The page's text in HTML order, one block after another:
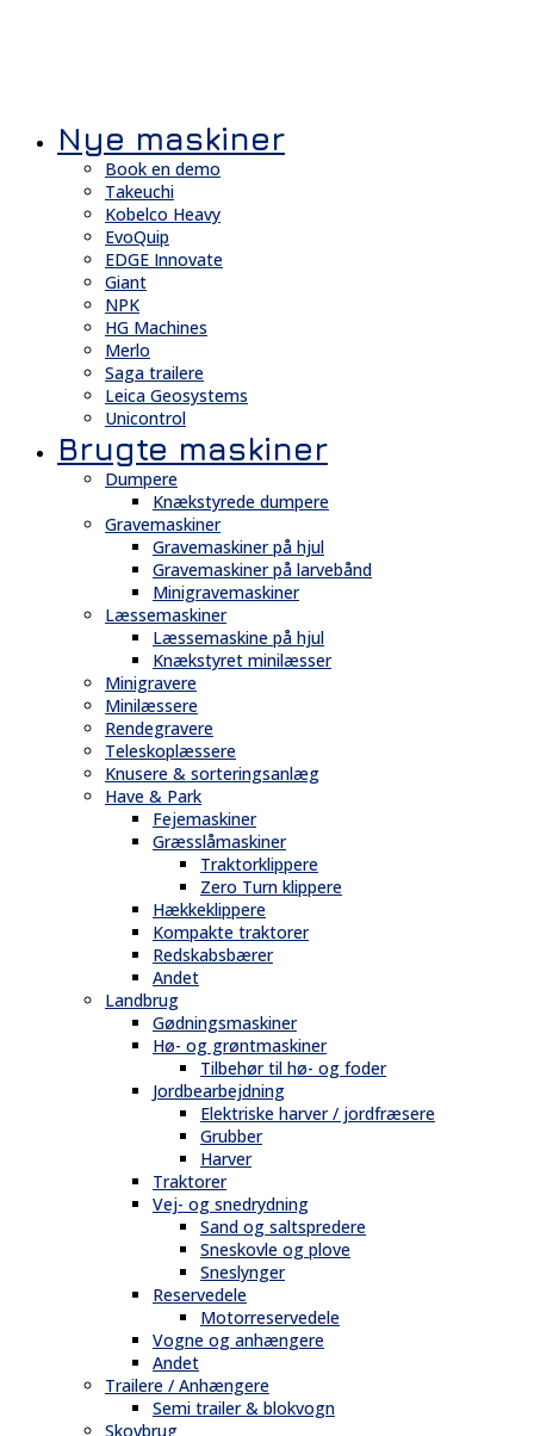
Nye maskiner
Book en demo
Takeuchi
Kobelco Heavy
EvoQuip
EDGE Innovate
Giant
NPK
HG Machines
Merlo
Saga trailere
Leica Geosystems
Unicontrol
Brugte maskiner
Dumpere
Knækstyrede dumpere
Gravemaskiner
Gravemaskiner på hjul
Gravemaskiner på larvebånd
Minigravemaskiner
Læssemaskiner
Læssemaskine på hjul
Knækstyret minilæsser
Minigravere
Minilæssere
Rendegravere
Teleskoplæssere
Knusere & sorteringsanlæg
Have & Park
Fejemaskiner
Græsslåmaskiner
Traktorklippere
Zero Turn klippere
Hækkeklippere
Kompakte traktorer
Redskabsbærer
Andet
Landbrug
Gødningsmaskiner
Hø- og grøntmaskiner
Tilbehør til hø- og foder
Jordbearbejdning
Elektriske harver / jordfræsere
Grubber
Harver
Traktorer
Vej- og snedrydning
Sand og saltspredere
Sneskovle og plove
Sneslynger
Reservedele
Motorreservedele
Vogne og anhængere
Andet
Trailere / Anhængere
Semi trailer & blokvogn
Skovbrug